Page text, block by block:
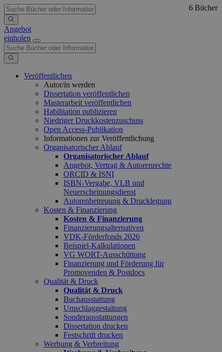
Angebot
einholen
Veröffentlichen
Autor/in werden
Dissertation veröffentlichen
Masterarbeit veröffentlichen
Habilitation publizieren
Niedriger Druckkostenzuschuss
Open Access-Publikation
Informationen zur Veröffentlichung
Organisatorischer Ablauf
Organisatorischer Ablauf
Angebot, Vertrag & Autorenrechte
ORCID & ISNI
ISBN-Vergabe, VLB und
Neuerscheinungsdienst
Autorenbetreuung & Drucklegung
Kosten & Finanzierung
Kosten & Finanzierung
Finanzierungsalternativen
VDK-Förderfonds 2026
Beispiel-Kalkulationen
VG WORT-Ausschüttung
Finanzierung und Förderung für
Promovenden & Postdocs
Qualität & Druck
Qualität & Druck
Buchausstattung
Umschlaggestaltung
Sonderausstattungen
Dissertation drucken
Festschrift drucken
Werbung & Verbreitung
6 Bücher